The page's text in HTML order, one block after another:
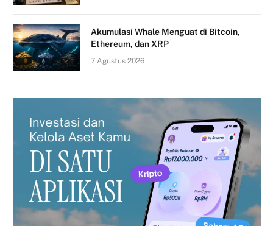
Akumulasi Whale Menguat di Bitcoin,
Ethereum, dan XRP
7 Agustus 2026